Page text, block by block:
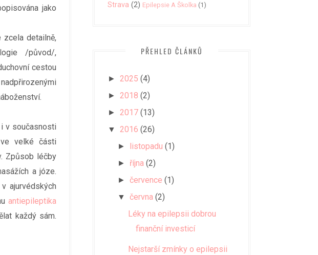
jako
zcela detailně,
/původ/,
cestou
v současnosti
velké části
Způsob léčby
a józe.
ajurvédských
antiepileptika
každý sám.
Strava (2) Epilepsie A Školka (1)
PŘEHLED ČLÁNKŮ
► 2025 (4)
► 2018 (2)
► 2017 (13)
▼ 2016 (26)
► listopadu (1)
► října (2)
►července (1)
▼ června (2)
Léky na epilepsii dobrou
finanční investicí
Nejstarší zmínky o epilepsii